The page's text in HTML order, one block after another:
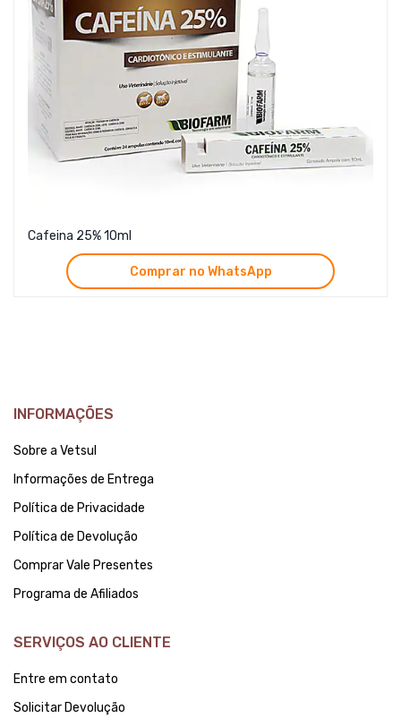
Cafeina 25% 10ml
Comprar no WhatsApp
INFORMAÇÕES
Sobre a Vetsul
Informações de Entrega
Política de Privacidade
Política de Devolução
Comprar Vale Presentes
Programa de Afiliados
SERVIÇOS AO CLIENTE
Entre em contato
Solicitar Devolução